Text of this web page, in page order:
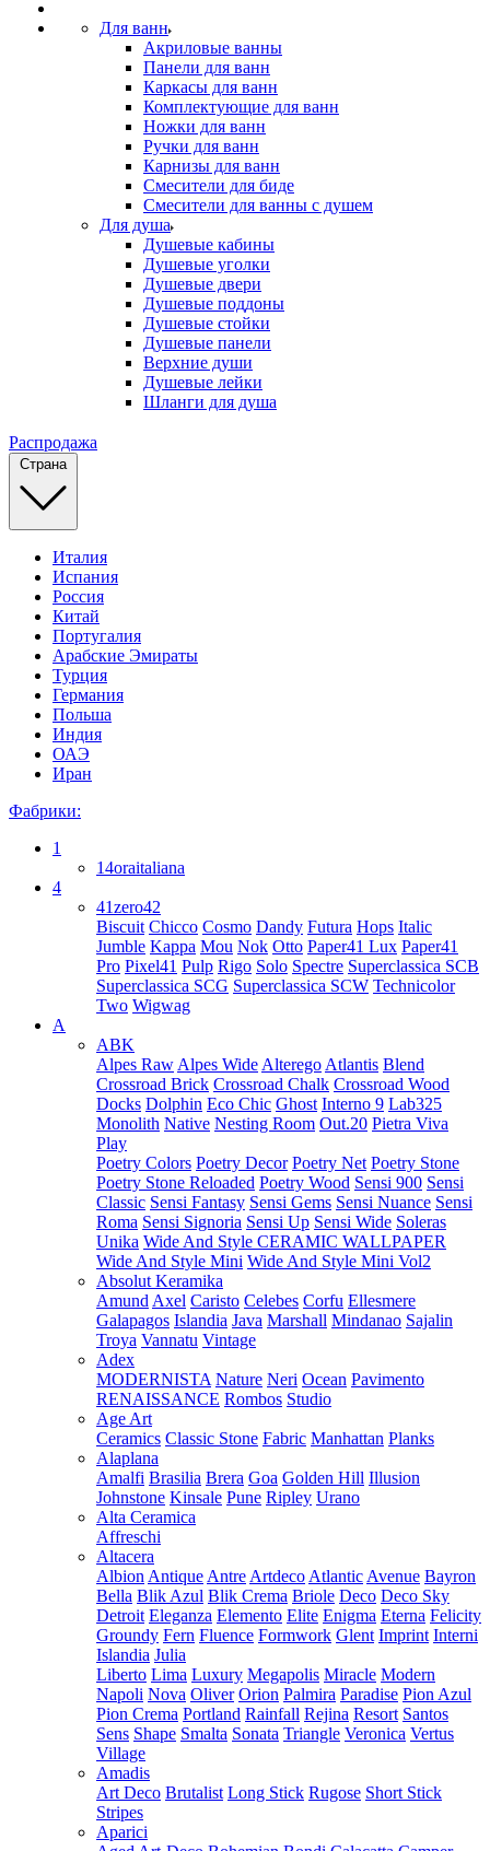
Для ванн
Акриловые ванны
Панели для ванн
Каркасы для ванн
Комплектующие для ванн
Ножки для ванн
Ручки для ванн
Карнизы для ванн
Смесители для биде
Смесители для ванны с душем
Для душа
Душевые кабины
Душевые уголки
Душевые двери
Душевые поддоны
Душевые стойки
Душевые панели
Верхние души
Душевые лейки
Шланги для душа
Распродажа
Страна
Италия
Испания
Россия
Китай
Португалия
Арабские Эмираты
Турция
Германия
Польша
Индия
ОАЭ
Иран
Фабрики:
1
14oraitaliana
4
41zero42
Biscuit Chicco Cosmo Dandy Futura Hops Italic
Jumble Kappa Mou Nok Otto Paper41 Lux Paper41
Pro Pixel41 Pulp Rigo Solo Spectre Superclassica SCB
Superclassica SCG Superclassica SCW Technicolor
Two Wigwag
A
ABK
Alpes Raw Alpes Wide Alterego Atlantis Blend
Crossroad Brick Crossroad Chalk Crossroad Wood
Docks Dolphin Eco Chic Ghost Interno 9 Lab325
Monolith Native Nesting Room Out.20 Pietra Viva
Play
Poetry Colors Poetry Decor Poetry Net Poetry Stone
Poetry Stone Reloaded Poetry Wood Sensi 900 Sensi
Classic Sensi Fantasy Sensi Gems Sensi Nuance Sensi
Roma Sensi Signoria Sensi Up Sensi Wide Soleras
Unika Wide And Style CERAMIC WALLPAPER
Wide And Style Mini Wide And Style Mini Vol2
Absolut Keramika
Amund Axel Caristo Celebes Corfu Ellesmere
Galapagos Islandia Java Marshall Mindanao Sajalin
Troya Vannatu Vintage
Adex
MODERNISTA Nature Neri Ocean Pavimento
RENAISSANCE Rombos Studio
Age Art
Ceramics Classic Stone Fabric Manhattan Planks
Alaplana
Amalfi Brasilia Brera Goa Golden Hill Illusion
Johnstone Kinsale Pune Ripley Urano
Alta Ceramica
Affreschi
Altacera
Albion Antique Antre Artdeco Atlantic Avenue Bayron
Bella Blik Azul Blik Crema Briole Deco Deco Sky
Detroit Eleganza Elemento Elite Enigma Eterna Felicity
Groundy Fern Fluence Formwork Glent Imprint Interni
Islandia Julia
Liberto Lima Luxury Megapolis Miracle Modern
Napoli Nova Oliver Orion Palmira Paradise Pion Azul
Pion Crema Portland Rainfall Rejina Resort Santos
Sens Shape Smalta Sonata Triangle Veronica Vertus
Village
Amadis
Art Deco Brutalist Long Stick Rugose Short Stick
Stripes
Aparici